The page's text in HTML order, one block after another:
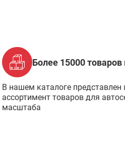
Более 15000 товаров
В нашем каталоге
ассортимент товаров для
масштаба